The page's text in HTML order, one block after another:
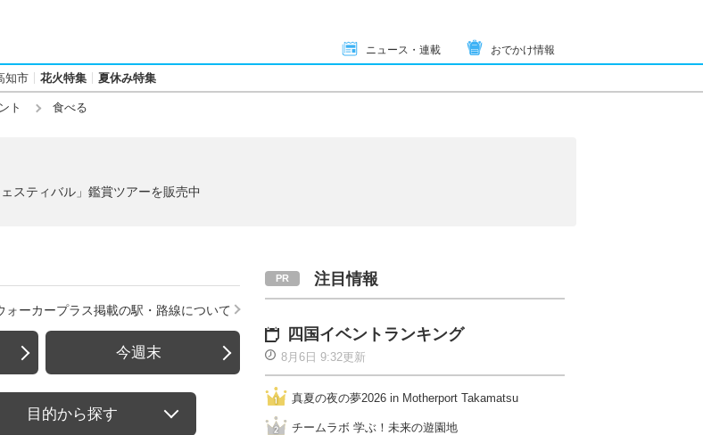
ニュース・連載 おでかけ情報
知市 花火特集 夏休み特集
ト 食べる
スティバル」鑑賞ツアーを販売中
ォーカープラス掲載の駅・路線について
今週末
目的から探す
注目情報
四国イベントランキング
8月6日 9:32更新
真夏の夜の夢2026 in Motherport Takamatsu
チームラボ 学ぶ！未来の遊園地